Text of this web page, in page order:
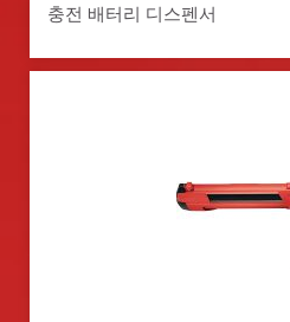
충전 배터리 디스펜서